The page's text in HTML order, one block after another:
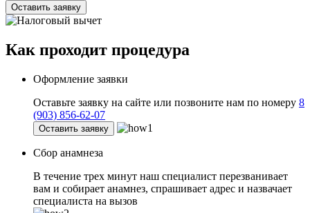
Оставить заявку
Как проходит процедура
Оформление заявки
Оставьте заявку на сайте или позвоните нам по номеру 8
(903) 856-62-07
Оставить заявку
Сбор анамнеза
В течение трех минут наш специалист перезванивает
вам и собирает анамнез, спрашивает адрес и назвачает
специалиста на вызов